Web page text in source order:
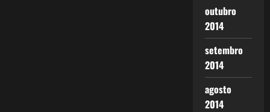
outubro
2014
setembro
2014
agosto
2014